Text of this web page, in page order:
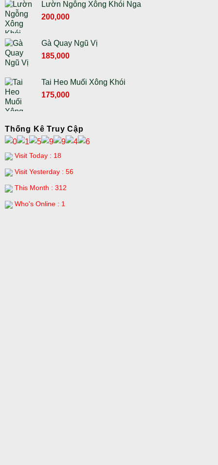
Lườn Ngỗng Xông Khói Nga
Giá
230,000 ₫.
200,000
là:
Gà Quay Ngũ Vị
Giá
210,000 ₫.
185,000
là:
Tai Heo Muối Xông Khói
Giá
195,000 ₫.
175,000
là:
175,000 ₫.
Thống Kê Truy Cập
Visit Today : 18
Visit Yesterday : 56
This Month : 312
Who's Online : 1